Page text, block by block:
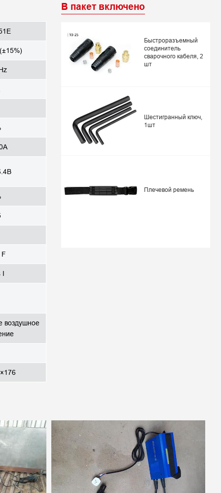
F
I
воздушное
В пакет включено
Быстроразъемный
соединитель
сварочного кабеля, 2
шт
Шестигранный ключ,
1шт
Плечевой ремень